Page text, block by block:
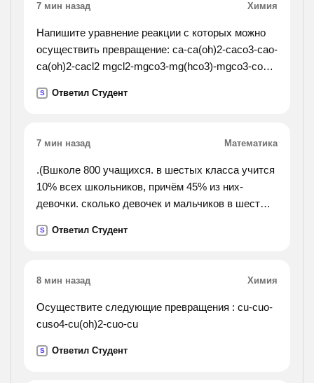
7 мин назад Химия
Напишите уравнение реакции с которых можно
осуществить превращение: ca-ca(oh)2-caco3-cao-
ca(oh)2-cacl2 mgcl2-mgco3-mg(hco3)-mgco3-co2-
S Ответил Студент
7 мин назад Математика
.(Вшколе 800 учащихся. в шестых класса учится
10% всех школьников, причём 45% из них-
девочки. сколько девочек и мальчиков в шестых
S Ответил Студент
8 мин назад Химия
Осуществите следующие превращения : cu-cuo-
cuso4-cu(oh)2-cuo-cu
S Ответил Студент